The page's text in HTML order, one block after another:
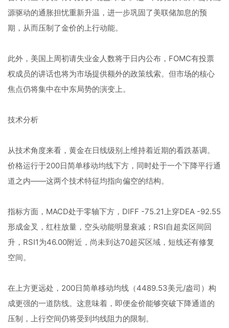
源驱动的通胀担忧重新升温，进一步巩固了美联储加息的预
期，从而压制了金价的上行动能。
此外，美国上周初请失业金人数将于日内公布，FOMC有投票
权成员的讲话也将为市场提供额外的政策线索。但市场的核心
焦点仍将集中在中东局势的演变上。
技术分析
从技术角度来看，黄金在日线级别上维持着近期的看跌基调。
价格运行于200日简单移动均线下方，同时处于一个下降平行通
道之内——这两个技术特征均指向偏空的结构。
指标方面，MACD处于零轴下方，DIFF -75.21上穿DEA -92.55
形成金叉，红柱放量，空头动能明显衰减；RSI自超卖区间回
升，RSI1为46.00附近，尚未到达70超买区域，短线还有修复
空间。
在上方更远处，200日简单移动均线（4489.53美元/盎司）构
成更强的一道防线。这意味着，即便金价能够突破下降通道的
压制，上行空间仍将受到均线阻力的限制。